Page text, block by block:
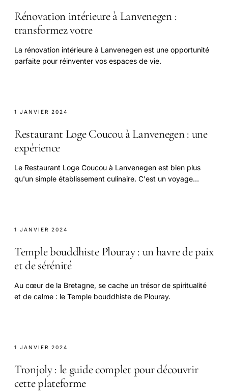
Rénovation intérieure à Lanvenegen :
transformez votre
La rénovation intérieure à Lanvenegen est une opportunité
parfaite pour réinventer vos espaces de vie.
1 JANVIER 2024
Restaurant Loge Coucou à Lanvenegen : une
expérience
Le Restaurant Loge Coucou à Lanvenegen est bien plus
qu'un simple établissement culinaire. C'est un voyage
1 JANVIER 2024
Temple bouddhiste Plouray : un havre de paix
et de sérénité
Au cœur de la Bretagne, se cache un trésor de spiritualité
et de calme : le Temple bouddhiste de Plouray.
1 JANVIER 2024
Tronjoly : le guide complet pour découvrir
cette plateforme